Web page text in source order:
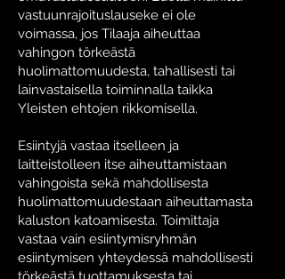
vastuunrajoituslauseke ei ole
voimassa, jos Tilaaja aiheuttaa
vahingon törkeästä
huolimattomuudesta, tahallisesti tai
lainvastaisella toiminnalla taikka
Yleisten ehtojen rikkomisella.
Esiintyjä vastaa itselleen ja
laitteistolleen itse aiheuttamistaan
vahingoista sekä mahdollisesta
huolimattomuudestaan aiheuttamasta
kaluston katoamisesta. Toimittaja
vastaa vain esiintymisryhmän
esiintymisen yhteydessä mahdollisesti